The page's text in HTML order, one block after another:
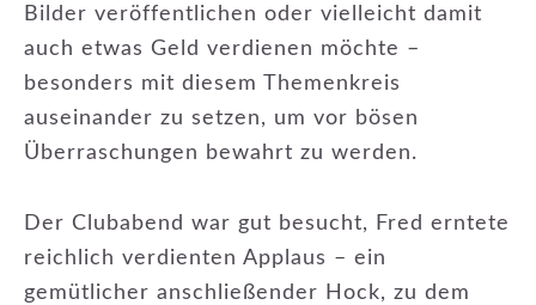
Bilder veröffentlichen oder vielleicht damit
auch etwas Geld verdienen möchte –
besonders mit diesem Themenkreis
auseinander zu setzen, um vor bösen
Überraschungen bewahrt zu werden.
Der Clubabend war gut besucht, Fred erntete
reichlich verdienten Applaus – ein
gemütlicher anschließender Hock, zu dem